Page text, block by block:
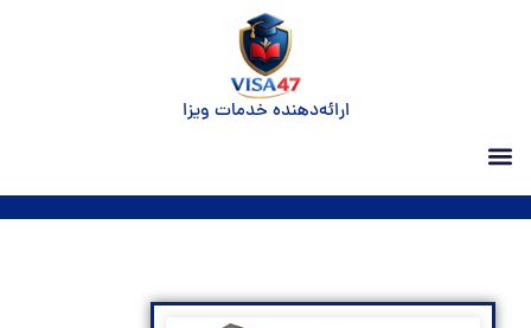
ارائه‌دهنده خدمات ویزا